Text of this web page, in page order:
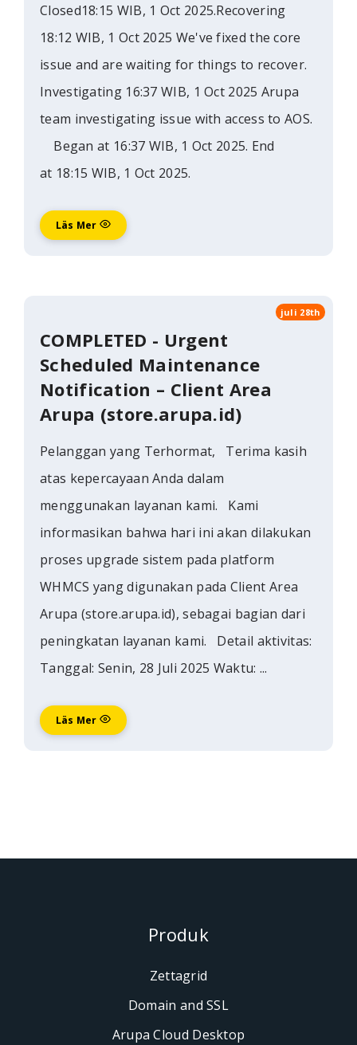
Closed18:15 WIB, 1 Oct 2025.Recovering
18:12 WIB, 1 Oct 2025 We've fixed the core
issue and are waiting for things to recover.
Investigating 16:37 WIB, 1 Oct 2025 Arupa
team investigating issue with access to AOS.
Began at 16:37 WIB, 1 Oct 2025. End
at 18:15 WIB, 1 Oct 2025.
Läs Mer
COMPLETED - Urgent
Scheduled Maintenance
Notification – Client Area
Arupa (store.arupa.id)
Pelanggan yang Terhormat, Terima kasih
atas kepercayaan Anda dalam
menggunakan layanan kami. Kami
informasikan bahwa hari ini akan dilakukan
proses upgrade sistem pada platform
WHMCS yang digunakan pada Client Area
Arupa (store.arupa.id), sebagai bagian dari
peningkatan layanan kami. Detail aktivitas:
Tanggal: Senin, 28 Juli 2025 Waktu: ...
juli 28th
Läs Mer
Produk
Zettagrid
Domain and SSL
Arupa Cloud Desktop